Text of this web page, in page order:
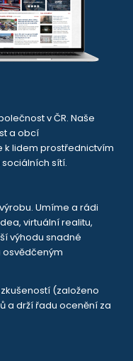
v ČR. Naše
a obcí
k lidem prostřednictvím
sítí.
Umíme a rádi
virtuální realitu,
výhodu snadné
osvědčeným
(založeno
a drží řadu ocenění za